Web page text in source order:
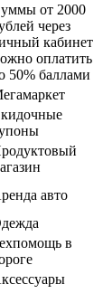
от 2000
через
кабинет
оплатить
50% баллами
авто
в